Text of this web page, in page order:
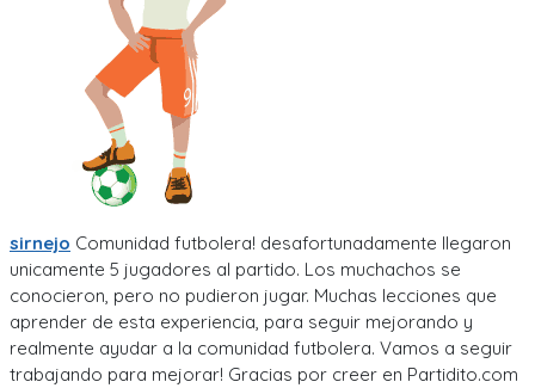
sirnejo Comunidad futbolera! desafortunadamente llegaron
unicamente 5 jugadores al partido. Los muchachos se
conocieron, pero no pudieron jugar. Muchas lecciones que
aprender de esta experiencia, para seguir mejorando y
realmente ayudar a la comunidad futbolera. Vamos a seguir
trabajando para mejorar! Gracias por creer en Partidito.com